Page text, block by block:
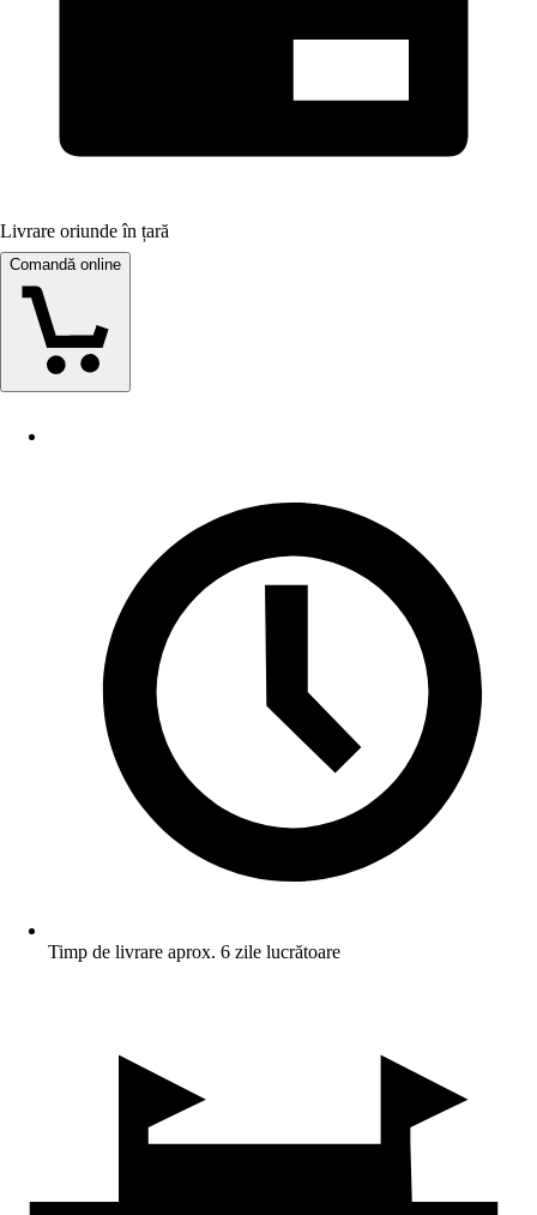
Livrare oriunde în țară
Comandă online
Timp de livrare aprox. 6 zile lucrătoare